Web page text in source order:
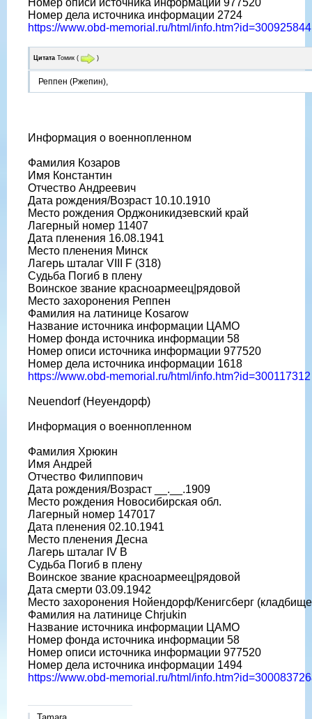
Номер описи источника информации 977520
Номер дела источника информации 2724
https://www.obd-memorial.ru/html/info.htm?id=300925844
Цитата Томик ( )
Реппен (Ржепин),
Информация о военнопленном
Фамилия Козаров
Имя Константин
Отчество Андреевич
Дата рождения/Возраст 10.10.1910
Место рождения Орджоникидзевский край
Лагерный номер 11407
Дата пленения 16.08.1941
Место пленения Минск
Лагерь шталаг VIII F (318)
Судьба Погиб в плену
Воинское звание красноармеец|рядовой
Место захоронения Реппен
Фамилия на латинице Kosarow
Название источника информации ЦАМО
Номер фонда источника информации 58
Номер описи источника информации 977520
Номер дела источника информации 1618
https://www.obd-memorial.ru/html/info.htm?id=300117312
Neuendorf (Неуендорф)
Информация о военнопленном
Фамилия Хрюкин
Имя Андрей
Отчество Филиппович
Дата рождения/Возраст __.__.1909
Место рождения Новосибирская обл.
Лагерный номер 147017
Дата пленения 02.10.1941
Место пленения Десна
Лагерь шталаг IV B
Судьба Погиб в плену
Воинское звание красноармеец|рядовой
Дата смерти 03.09.1942
Место захоронения Нойендорф/Кенигсберг
Фамилия на латинице Chrjukin
Название источника информации ЦАМО
Номер фонда источника информации 58
Номер описи источника информации 977520
Номер дела источника информации 1494
https://www.obd-memorial.ru/html/